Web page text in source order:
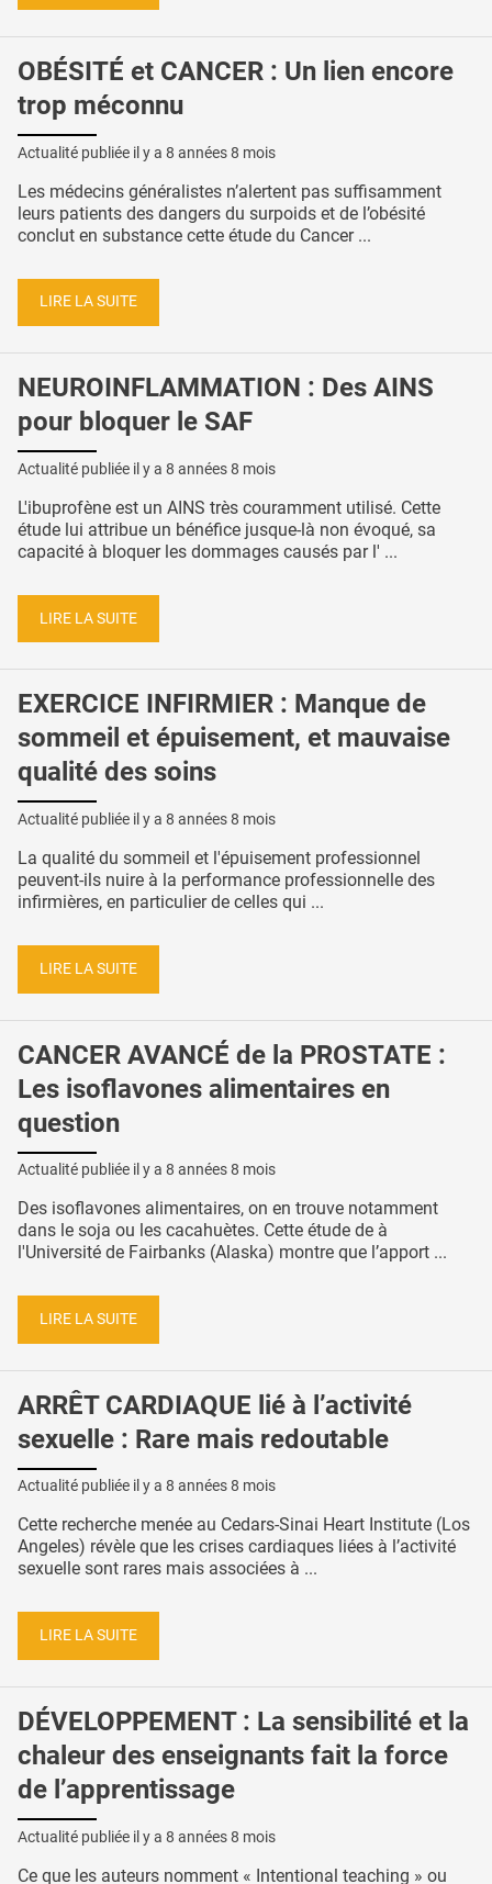
OBÉSITÉ et CANCER : Un lien encore
trop méconnu
Actualité publiée il y a 8 années 8 mois
Les médecins généralistes n’alertent pas suffisamment
leurs patients des dangers du surpoids et de l’obésité
conclut en substance cette étude du Cancer ...
LIRE LA SUITE
NEUROINFLAMMATION : Des AINS
pour bloquer le SAF
Actualité publiée il y a 8 années 8 mois
L'ibuprofène est un AINS très couramment utilisé. Cette
étude lui attribue un bénéfice jusque-là non évoqué, sa
capacité à bloquer les dommages causés par l' ...
LIRE LA SUITE
EXERCICE INFIRMIER : Manque de
sommeil et épuisement, et mauvaise
qualité des soins
Actualité publiée il y a 8 années 8 mois
La qualité du sommeil et l'épuisement professionnel
peuvent-ils nuire à la performance professionnelle des
infirmières, en particulier de celles qui ...
LIRE LA SUITE
CANCER AVANCÉ de la PROSTATE :
Les isoflavones alimentaires en
question
Actualité publiée il y a 8 années 8 mois
Des isoflavones alimentaires, on en trouve notamment
dans le soja ou les cacahuètes. Cette étude de à
l'Université de Fairbanks (Alaska) montre que l’apport ...
LIRE LA SUITE
ARRÊT CARDIAQUE lié à l’activité
sexuelle : Rare mais redoutable
Actualité publiée il y a 8 années 8 mois
Cette recherche menée au Cedars-Sinai Heart Institute (Los
Angeles) révèle que les crises cardiaques liées à l’activité
sexuelle sont rares mais associées à ...
LIRE LA SUITE
DÉVELOPPEMENT : La sensibilité et la
chaleur des enseignants fait la force
de l’apprentissage
Actualité publiée il y a 8 années 8 mois
Ce que les auteurs nomment « Intentional teaching » ou